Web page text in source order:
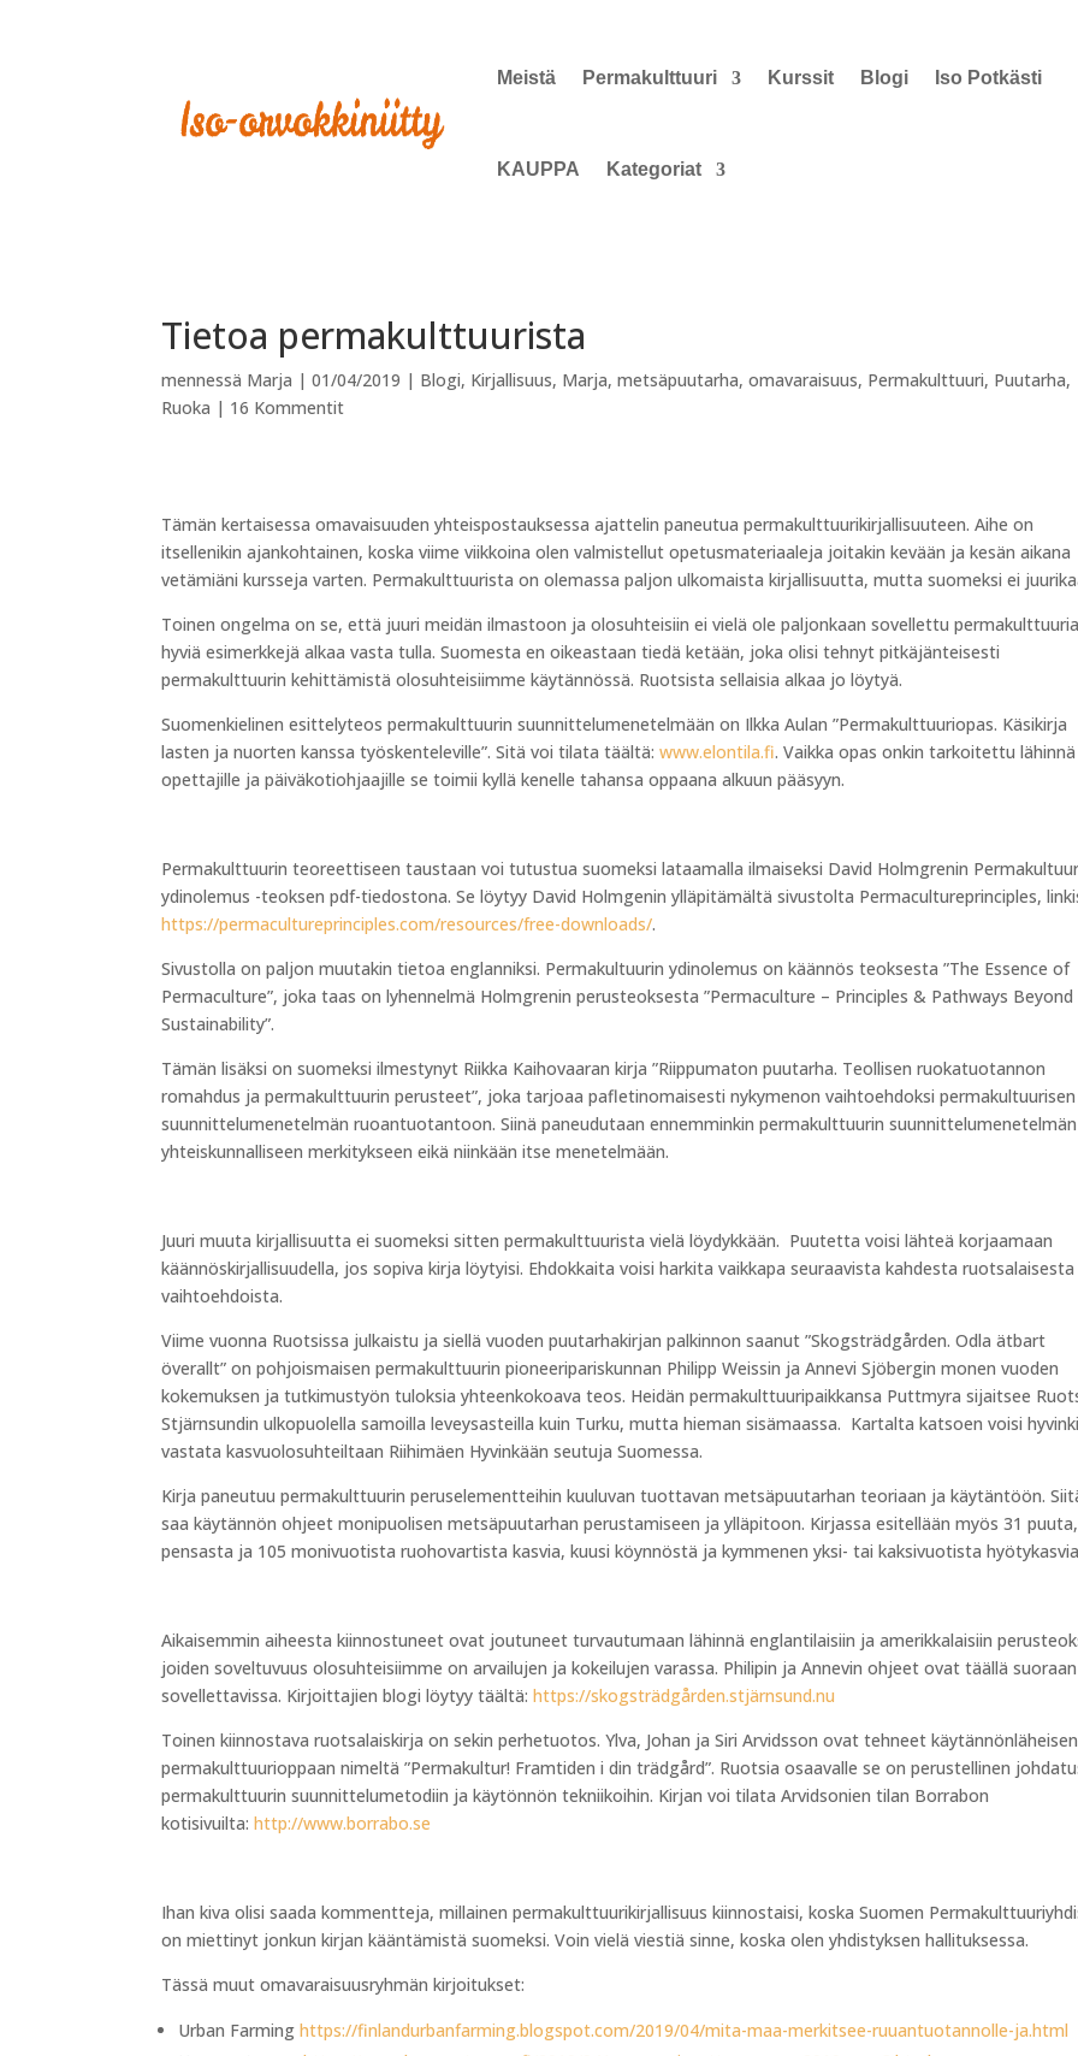
Meistä Permakulttuuri Kurssit Blogi Iso Potkästi
KAUPPA Kategoriat
Tietoa permakulttuurista
mennessä Marja |01/04/2019 | Blogi, Kirjallisuus, Marja,metsäpuutarha,omavaraisuus, Permakulttuuri, Puutarha,
Ruoka | 16 Kommentit
Tämän kertaisessa omavaisuuden yhteispostauksessa ajattelin paneutua permakulttuurikirjallisuuteen. Aihe on
itsellenikin ajankohtainen, koska viime viikkoina olen valmistellut opetusmateriaaleja joitakin kevään ja kesän aikana
vetämiäni kursseja varten. Permakulttuurista on olemassa paljon ulkomaista kirjallisuutta, mutta suomeksi ei
Toinen ongelma on se, että juuri meidän ilmastoon ja olosuhteisiin ei vielä ole paljonkaan sovellettu
hyviä esimerkkejä alkaa vasta tulla. Suomesta en oikeastaan tiedä ketään, joka olisi tehnyt pitkäjänteisesti
permakulttuurin kehittämistä olosuhteisiimme käytännössä. Ruotsista sellaisia alkaa jo löytyä.
Suomenkielinen esittelyteos permakulttuurin suunnittelumenetelmään on Ilkka Aulan ”Permakulttuuriopas. Käsikirja
lasten ja nuorten kanssa työskenteleville”. Sitä voi tilata täältä:www.elontila.fi. Vaikka opas onkin tarkoitettu lähinnä
opettajille ja päiväkotiohjaajille se toimii kyllä kenelle tahansa oppaana alkuun pääsyyn.
Permakulttuurin teoreettiseen taustaan voi tutustua suomeksi lataamalla ilmaiseksi David Holmgrenin
ydinolemus -teoksen pdf-tiedostona. Se löytyy David Holmgenin ylläpitämältä sivustolta Permacultureprinciples,
https://permacultureprinciples.com/resources/free-downloads/.
Sivustolla on paljon muutakin tietoa englanniksi. Permakultuurin ydinolemus on käännös teoksesta ”The Essence of
Permaculture”, joka taas on lyhennelmä Holmgrenin perusteoksesta ”Permaculture – Principles & Pathways Beyond
Sustainability”.
Tämän lisäksi on suomeksi ilmestynyt Riikka Kaihovaaran kirja ”Riippumaton puutarha. Teollisen ruokatuotannon
romahdus ja permakulttuurin perusteet”, joka tarjoaa pafletinomaisesti nykymenon vaihtoehdoksi permakultuurisen
suunnittelumenetelmän ruoantuotantoon. Siinä paneudutaan ennemminkin permakulttuurin suunnittelumenetelmän
yhteiskunnalliseen merkitykseen eikä niinkään itse menetelmään.
Juuri muuta kirjallisuutta ei suomeksi sitten permakulttuurista vielä löydykkään. Puutetta voisi lähteä korjaamaan
käännöskirjallisuudella, jos sopiva kirja löytyisi. Ehdokkaita voisi harkita vaikkapa seuraavista kahdesta ruotsalaisesta
vaihtoehdoista.
Viime vuonna Ruotsissa julkaistu ja siellä vuoden puutarhakirjan palkinnon saanut ”Skogsträdgården. Odla ätbart
överallt” on pohjoismaisen permakulttuurin pioneeripariskunnan Philipp Weissin ja Annevi Sjöbergin monen vuoden
kokemuksen ja tutkimustyön tuloksia yhteenkokoava teos. Heidän permakulttuuripaikkansa Puttmyra sijaitsee
Stjärnsundin ulkopuolella samoilla leveysasteilla kuin Turku, mutta hieman sisämaassa. Kartalta katsoen voisi
vastata kasvuolosuhteiltaan Riihimäen Hyvinkään seutuja Suomessa.
Kirja paneutuu permakulttuurin peruselementteihin kuuluvan tuottavan metsäpuutarhan teoriaan ja käytäntöön.
saa käytännön ohjeet monipuolisen metsäpuutarhan perustamiseen ja ylläpitoon. Kirjassa esitellään myös 31
pensasta ja 105 monivuotista ruohovartista kasvia, kuusi köynnöstä ja kymmenen yksi- tai kaksivuotista
Aikaisemmin aiheesta kiinnostuneet ovat joutuneet turvautumaan lähinnä englantilaisiin ja amerikkalaisiin
joiden soveltuvuus olosuhteisiimme on arvailujen ja kokeilujen varassa. Philipin ja Annevin ohjeet ovat täällä suoraan
sovellettavissa. Kirjoittajien blogi löytyy täältä:https://skogsträdgården.stjärnsund.nu
Toinen kiinnostava ruotsalaiskirja on sekin perhetuotos. Ylva, Johan ja Siri Arvidsson ovat tehneet käytännönläheisen
permakulttuurioppaan nimeltä ”Permakultur! Framtiden i din trädgård”. Ruotsia osaavalle se on perustellinen
permakulttuurin suunnittelumetodiin ja käytönnön tekniikoihin. Kirjan voi tilata Arvidsonien tilan Borrabon
kotisivuilta:http://www.borrabo.se
Ihan kiva olisi saada kommentteja, millainen permakulttuurikirjallisuus kiinnostaisi, koska Suomen
on miettinyt jonkun kirjan kääntämistä suomeksi. Voin vielä viestiä sinne, koska olen yhdistyksen hallituksessa.
Tässä muut omavaraisuusryhmän kirjoitukset:
Urban Farminghttps://finlandurbanfarming.blogspot.com/2019/04/mita-maa-merkitsee-ruuantuotannolle-ja.html